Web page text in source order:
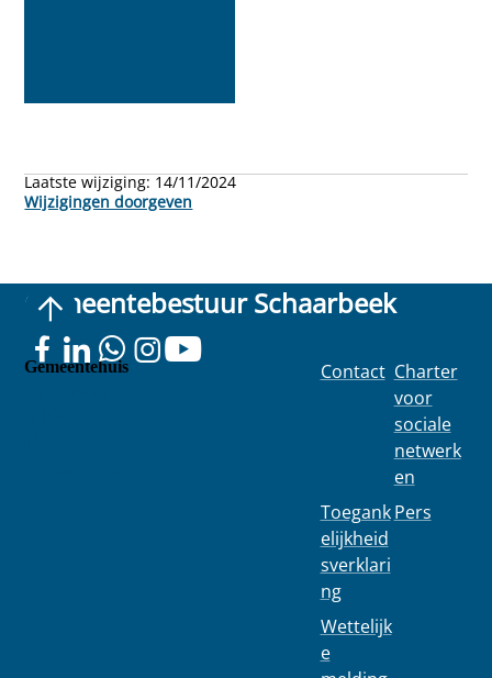
Laatste wijziging: 14/11/2024
Wijzigingen doorgeven
Gemeentebestuur Schaarbeek
Gemeentehuis Contact
Toegank
elijkheid
sverklari
ng
Wettelijk
e
Charter
voor
sociale
netwerk
en
Pers